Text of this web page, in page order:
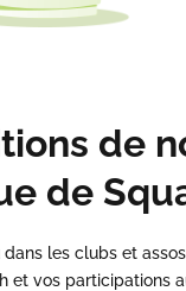
de
de
les clubs et
vos participations